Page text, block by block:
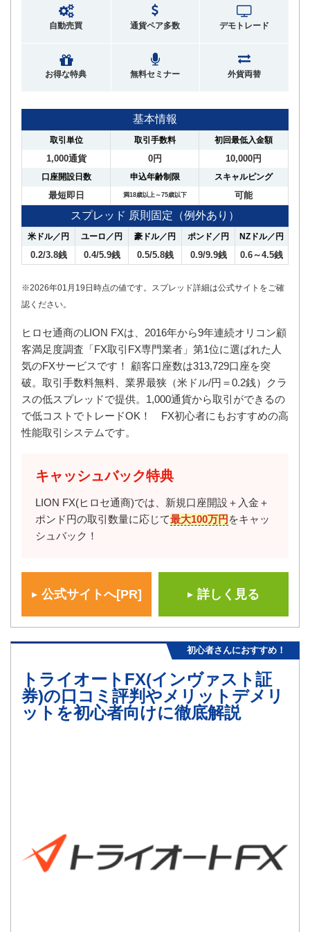
自動売買 通貨ペア多数 デモトレード
お得な特典 無料セミナー 外貨両替
基本情報
取引単位 取引手数料 初回最低入金額
1,000通貨 0円 10,000円
口座開設日数 申込年齢制限 スキャルピング
最短即日 満18歳以上～75歳以下 可能
スプレッド 原則固定（例外あり）
米ドル／円 ユーロ／円 豪ドル／円 ポンド／円 NZドル／円
0.2/3.8銭 0.4/5.9銭 0.5/5.8銭 0.9/9.9銭 0.6～4.5銭
※2026年01月19日時点の値です。スプレッド詳細は公式サイトをご確
認ください。
ヒロセ通商のLION FXは、2016年から9年連続オリコン顧
客満足度調査「FX取引FX専門業者」第1位に選ばれた人
気のFXサービスです！ 顧客口座数は313,729口座を突
破。取引手数料無料、業界最狭（米ドル/円＝0.2銭）クラ
スの低スプレッドで提供。1,000通貨から取引ができるの
で低コストでトレードOK！ FX初心者にもおすすめの高
性能取引システムです。
キャッシュバック特典
LION FX(ヒロセ通商)では、新規口座開設＋入金＋
ポンド円の取引数量に応じて最大100万円 をキャッ
シュバック！
公式サイトへ[PR] 詳しく見る
初心者さんにおすすめ！
トライオートFX(インヴァスト証
券)の口コミ評判やメリットデメリ
ットを初心者向けに徹底解説